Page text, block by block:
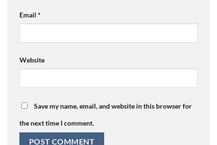
Email *
Website
Save my name, email, and website in this browser for
the next time I comment.